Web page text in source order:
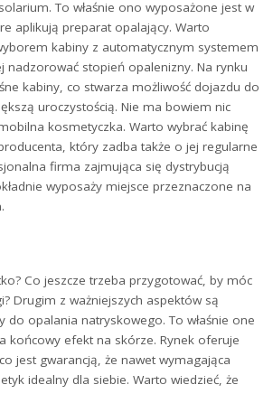
To właśnie ono wyposażone jest w
aplikują preparat opalający. Warto
kabiny z automatycznym systemem
nadzorować stopień opalenizny. Na rynku
kabiny, co stwarza możliwość dojazdu do
uroczystością. Nie ma bowiem nic
kosmetyczka. Warto wybrać kabinę
który zadba także o jej regularne
firma zajmująca się dystrybucją
wyposaży miejsce przeznaczone na
Co jeszcze trzeba przygotować, by móc
Drugim z ważniejszych aspektów są
do opalania natryskowego. To właśnie one
końcowy efekt na skórze. Rynek oferuje
jest gwarancją, że nawet wymagająca
idealny dla siebie. Warto wiedzieć, że